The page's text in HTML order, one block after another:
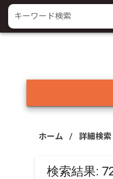
キーワード検索
ホーム / 詳細検索
検索結果: